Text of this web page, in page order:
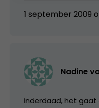
1 september 2009
Nadine
Inderdaad, het